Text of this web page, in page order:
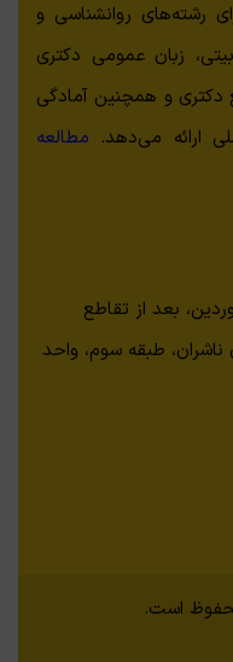
رشته‌های روانشناسی و
زبان عمومی دکتری
و همچنین آمادگی
ارائه می‌دهد. مطالعه
میدان انقلاب، خیابان 12 فروردین، بعد از تقاطع
ناشران، طبقه سوم، واحد
است.